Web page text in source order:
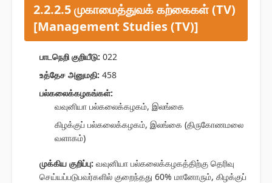
2.2.2.5 முகாமைத்துவக் கற்கைகள் (TV)
[Management Studies (TV)]
பாடநெறி குறியீடு: 022
உத்தேச அனுமதி: 458
பல்கலைக்கழகங்கள்:
வவுனியா பல்கலைக்கழகம், இலங்கை
கிழக்குப் பல்கலைக்கழகம், இலங்கை (திருகோணமலை
வளாகம்)
முக்கிய குறிப்பு: வவுனியா பல்கலைக்கழகத்திற்கு தெரிவு
செய்யப்படுபவர்களில் குறைந்தது 60% மானோரும், கிழக்குப்